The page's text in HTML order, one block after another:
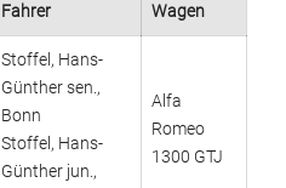
Fahrer Wagen
Stoffel, Hans-
Günther sen.,
Bonn
Stoffel, Hans-
Günther jun.,
Alfa
Romeo
1300 GTJ